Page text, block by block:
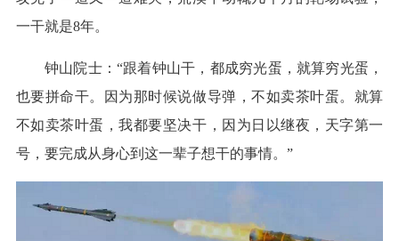
一干就是8年。
钟山院士：“跟着钟山干，都成穷光蛋，就算穷光蛋，
也要拼命干。因为那时候说做导弹，不如卖茶叶蛋。就算
不如卖茶叶蛋，我都要坚决干，因为日以继夜，天字第一
号，要完成从身心到这一辈子想干的事情。”